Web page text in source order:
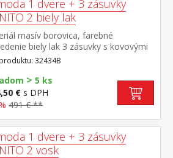
1 dvere + 3 zásuvky
2 biely lak
masív borovica, farebné
biely lak 3 zásuvky s kovovými
1 dvierka, 1 polica
32434B
> 5 ks
€ s DPH
491 € **
1 dvere + 3 zásuvky
2 vosk